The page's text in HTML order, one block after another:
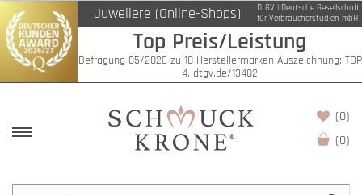
Juweliere (Online-Shops)
DtGV | Deutsche Gesellschaft
für Verbraucherstudien mbH
Top Preis/Leistung
Befragung 05/2026 zu 18 Herstellermarken Auszeichnung: TOP
4, dtgv.de/13402
(0)
(0)